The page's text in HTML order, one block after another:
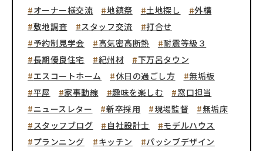
オーナー様交流
地鎮祭 土地探し
外構
敷地調査
スタッフ交流
打合せ
予約制見学会
高気密高断熱
耐震等級３
長期優良住宅
紀州材
下万呂タウン
エスコートホーム
休日の過ごし方
無垢板
平屋
家事動線 趣味を楽しむ
窓口担当
ニュースレター
新卒採用 現場監督
無垢床
スタッフブログ
自社設計士
モデルハウス
プランニング
キッチン
パッシブデザイン